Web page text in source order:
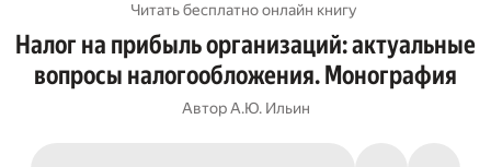
Читать бесплатно онлайн книгу
Налог на прибыль организаций: актуальные
вопросы налогообложения. Монография
Автор А.Ю. Ильин